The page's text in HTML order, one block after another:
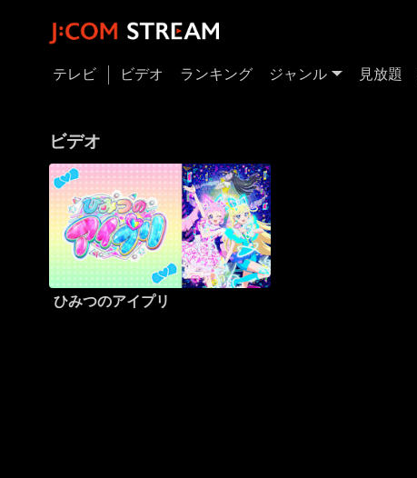
テレビ ビデオ ランキング ジャンル 見放題
ビデオ
ひみつのアイプリ